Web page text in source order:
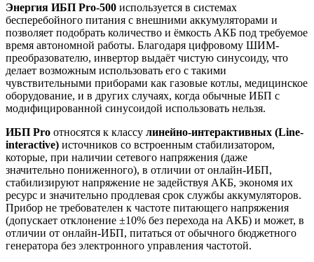
Энергия ИБП Pro-500 используется в системах
бесперебойного питания с внешними аккумуляторами и
позволяет подобрать количество и ёмкость АКБ под требуемое
время автономной работы. Благодаря цифровому ШИМ-
преобразователю, инвертор выдаёт чистую синусоиду, что
делает возможным использовать его с такими
чувствительными приборами как газовые котлы, медицинское
оборудование, и в других случаях, когда обычные ИБП с
модифицированной синусоидой использовать нельзя.
ИБП Pro относятся к классу линейно-интерактивных (Line-
interactive) источников со встроенным стабилизатором,
которые, при наличии сетевого напряжения (даже
значительно пониженного), в отличии от онлайн-ИБП,
стабилизируют напряжение не задействуя АКБ, экономя их
ресурс и значительно продлевая срок службы аккумуляторов.
Прибор не требователен к частоте питающего напряжения
(допускает отклонение ±10% без перехода на АКБ) и может, в
отличии от онлайн-ИБП, питаться от обычного бюджетного
генератора без электронного управления частотой.